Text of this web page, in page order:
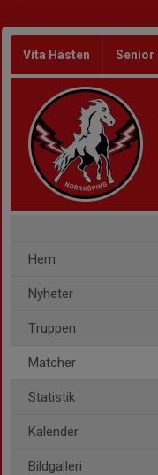
Vita Hästen Senior
Hem
Nyheter
Truppen
Matcher
Statistik
Kalender
Bildgalleri